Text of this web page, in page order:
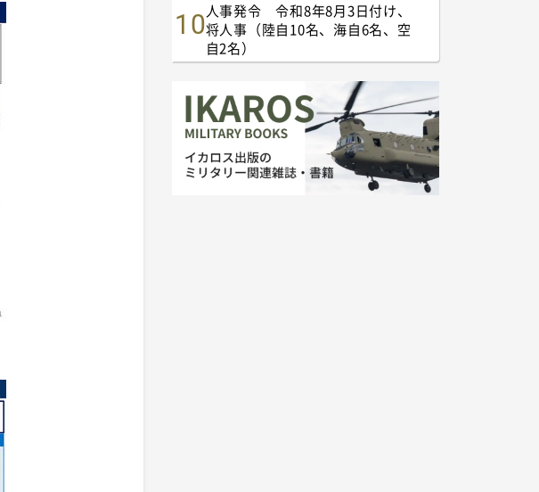
人事発令 令和8年8月3日付け、
将人事（陸自10名、海自6名、空
自2名）